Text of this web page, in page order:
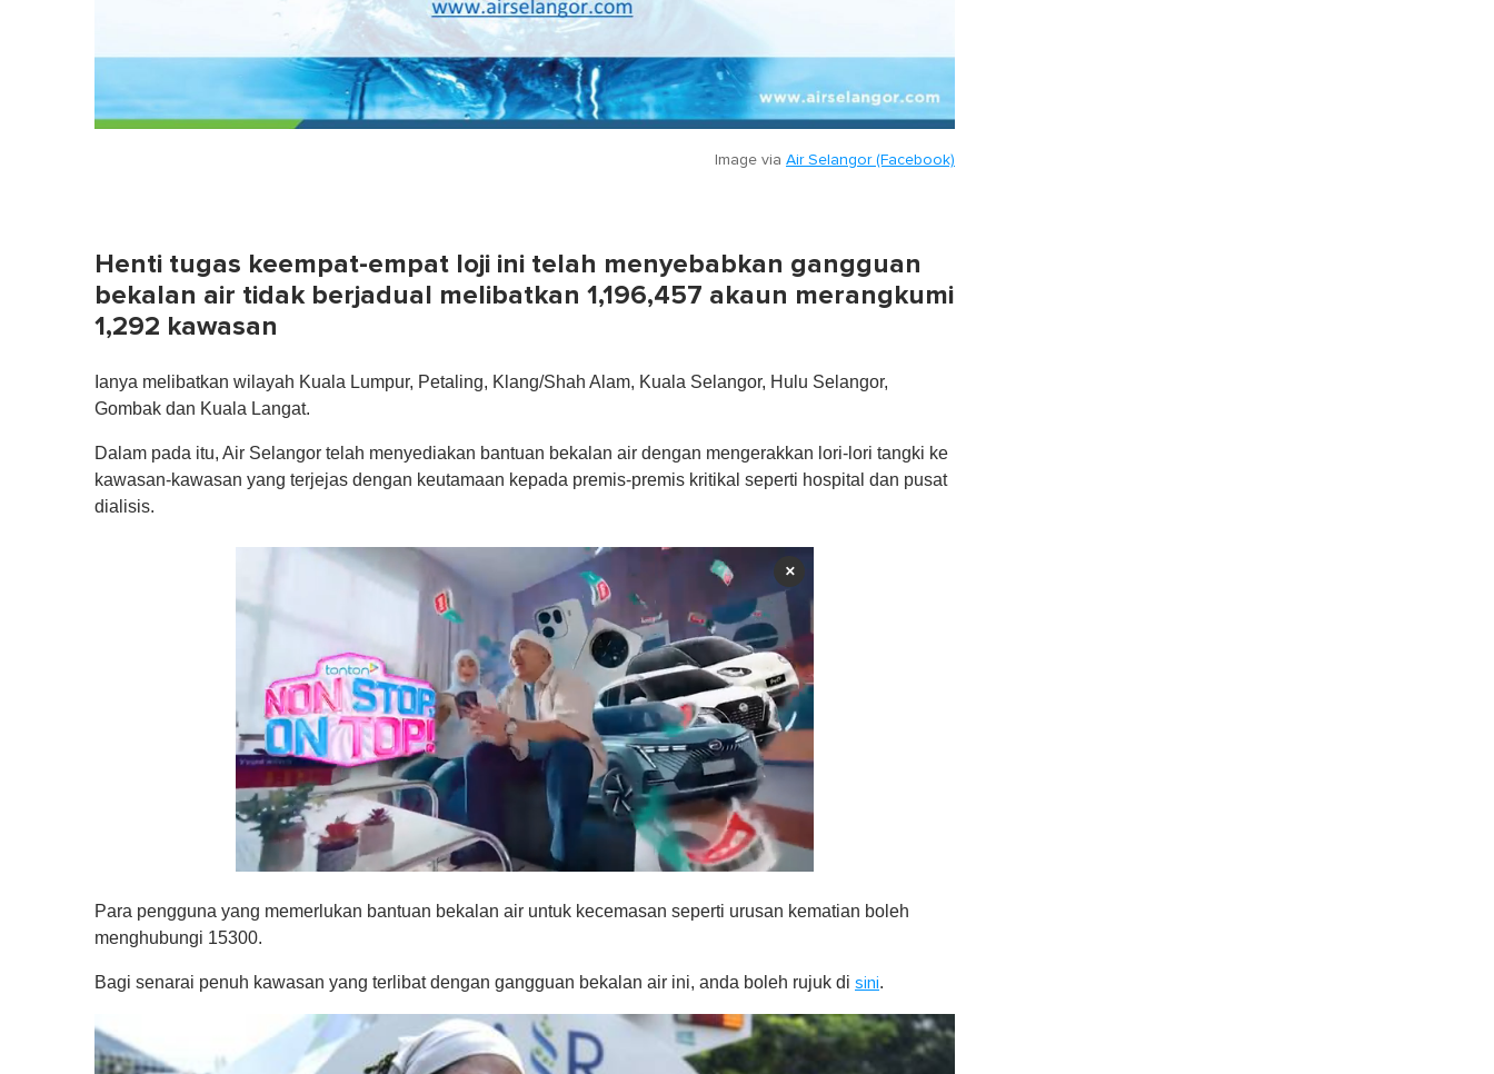
Image via Air Selangor (Facebook)
Henti tugas keempat-empat loji ini telah menyebabkan gangguan
bekalan air tidak berjadual melibatkan 1,196,457 akaun merangkumi
1,292 kawasan
Ianya melibatkan wilayah Kuala Lumpur, Petaling, Klang/Shah Alam, Kuala Selangor, Hulu Selangor,
Gombak dan Kuala Langat.
Dalam pada itu, Air Selangor telah menyediakan bantuan bekalan air dengan mengerakkan lori-lori tangki ke
kawasan-kawasan yang terjejas dengan keutamaan kepada premis-premis kritikal seperti hospital dan pusat
dialisis.
×
e
c
d
1
Para pengguna yang memerlukan bantuan bekalan air untuk kecemasan seperti urusan kematian boleh
menghubungi 15300.
Bagi senarai penuh kawasan yang terlibat dengan gangguan bekalan air ini, anda boleh rujuk di sini.